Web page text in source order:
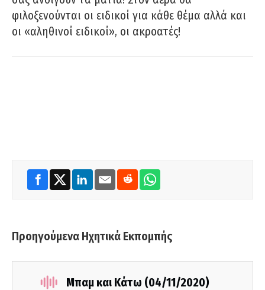
φιλοξενούνται οι ειδικοί για κάθε θέμα αλλά και
οι «αληθινοί ειδικοί», οι ακροατές!
Προηγούμενα Ηχητικά Εκπομπής
Μπαμ και Κάτω (04/11/2020)